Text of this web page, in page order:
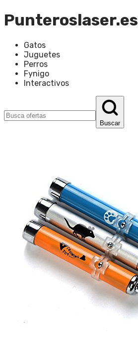
Punteroslaser.es
Gatos
Juguetes
Perros
Fynigo
Interactivos
Buscar